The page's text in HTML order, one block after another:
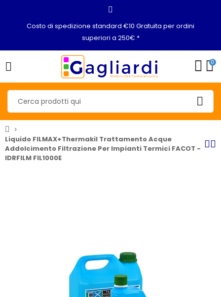
Costo di spedizione standard €10 Gratuita per ordini
superiori a 250€ *
0
Liquido FILMAX+Thermakil Trattamento Acque
Addolcimento Filtrazione Per Impianti Termici FACOT -
IDRFILM FIL1000E